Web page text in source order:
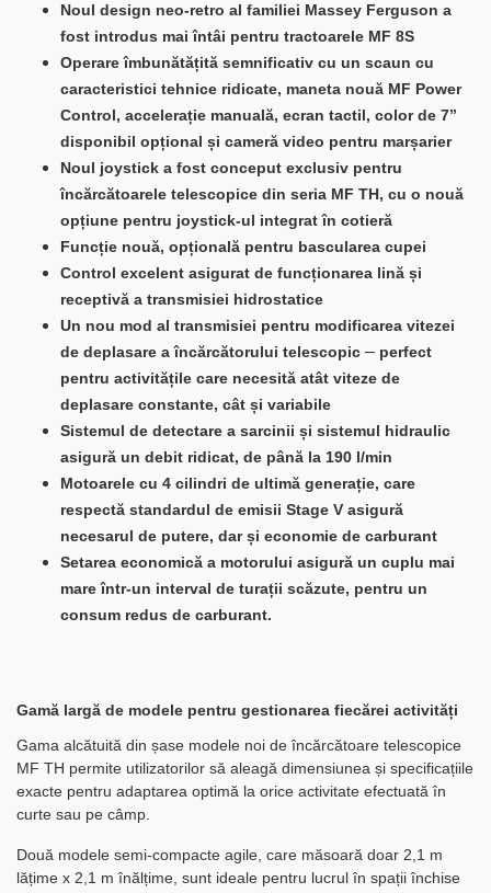
Noul design neo-retro al familiei Massey Ferguson a
fost introdus mai întâi pentru tractoarele MF 8S
Operare îmbunătățită semnificativ cu un scaun cu
caracteristici tehnice ridicate, maneta nouă MF Power
Control, accelerație manuală, ecran tactil, color de 7”
disponibil opțional și cameră video pentru marșarier
Noul joystick a fost conceput exclusiv pentru
încărcătoarele telescopice din seria MF TH, cu o nouă
opțiune pentru joystick-ul integrat în cotieră
Funcție nouă, opțională pentru bascularea cupei
Control excelent asigurat de funcționarea lină și
receptivă a transmisiei hidrostatice
Un nou mod al transmisiei pentru modificarea vitezei
de deplasare a încărcătorului telescopic – perfect
pentru activitățile care necesită atât viteze de
deplasare constante, cât și variabile
Sistemul de detectare a sarcinii și sistemul hidraulic
asigură un debit ridicat, de până la 190 l/min
Motoarele cu 4 cilindri de ultimă generație, care
respectă standardul de emisii Stage V asigură
necesarul de putere, dar și economie de carburant
Setarea economică a motorului asigură un cuplu mai
mare într-un interval de turații scăzute, pentru un
consum redus de carburant.
Gamă largă de modele pentru gestionarea fiecărei activități
Gama alcătuită din șase modele noi de încărcătoare telescopice
MF TH permite utilizatorilor să aleagă dimensiunea și specificațiile
exacte pentru adaptarea optimă la orice activitate efectuată în
curte sau pe câmp.
Două modele semi-compacte agile, care măsoară doar 2,1 m
lățime x 2,1 m înălțime, sunt ideale pentru lucrul în spații închise